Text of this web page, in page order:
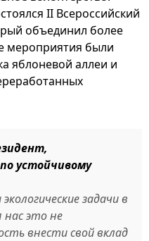
II Всероссийский
объединил более
мероприятия были
яблоневой аллеи и
устойчивому
задачи в
это не
внести свой вклад